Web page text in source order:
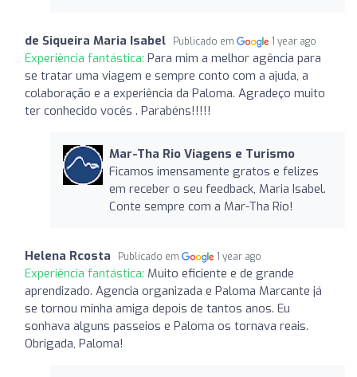
de Siqueira Maria Isabel Publicado em 1 year ago
Experiência fantástica: Para mim a melhor agência para
se tratar uma viagem e sempre conto com a ajuda, a
colaboração e a experiência da Paloma. Agradeço muito
ter conhecido vocês . Parabéns!!!!!
Mar-Tha Rio Viagens e Turismo
Ficamos imensamente gratos e felizes
em receber o seu feedback, Maria Isabel.
Conte sempre com a Mar-Tha Rio!
Helena Rcosta Publicado em 1 year ago
Experiência fantástica: Muito eficiente e de grande
aprendizado. Agencia organizada e Paloma Marcante já
se tornou minha amiga depois de tantos anos. Eu
sonhava alguns passeios e Paloma os tornava reais.
Obrigada, Paloma!